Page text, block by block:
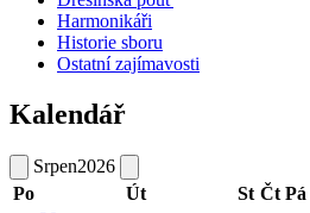
Harmonikáři
Historie sboru
Ostatní zajímavosti
Kalendář
Srpen2026
Po
Út St Čt Pá